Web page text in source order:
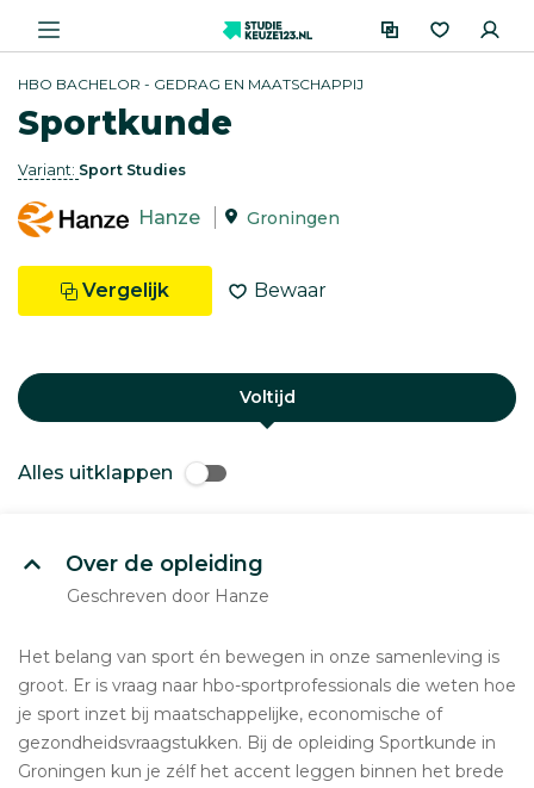
HBO BACHELOR - GEDRAG EN MAATSCHAPPIJ
Sportkunde
Variant: Sport Studies
Hanze Groningen
Vergelijk Bewaar
Voltijd
Alles uitklappen
Over de opleiding
Geschreven door Hanze
Het belang van sport én bewegen in onze samenleving is
groot. Er is vraag naar hbo-sportprofessionals die weten hoe
je sport inzet bij maatschappelijke, economische of
gezondheidsvraagstukken. Bij de opleiding Sportkunde in
Groningen kun je zélf het accent leggen binnen het brede